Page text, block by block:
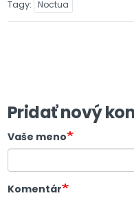
Tagy Noctua
Pridať nový
Vaše meno
Komentár